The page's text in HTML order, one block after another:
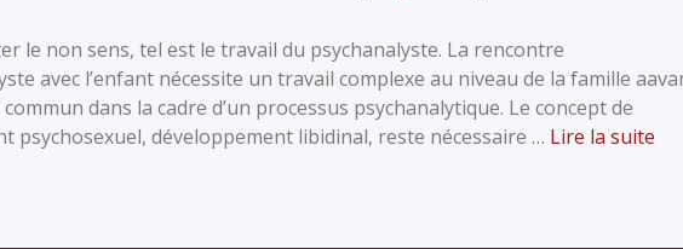
le non sens, tel est le travail du psychanalyste. La rencontre
avec l’enfant nécessite un travail complexe au niveau de la famille
dans la cadre d’un processus psychanalytique. Le concept de
psychosexuel, développement libidinal, reste nécessaire … Lire la suite